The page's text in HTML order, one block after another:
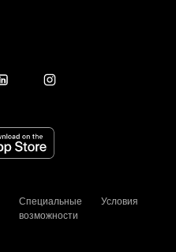
Специальные
возможности
Условия